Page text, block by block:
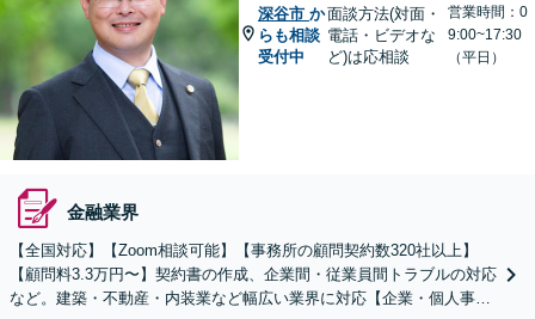
深谷市 か
らも相談
受付中
面談方法(対面・
電話・ビデオな
ど)は応相談
営業時間：0
9:00~17:30
（平日）
金融業界
【全国対応】【Zoom相談可能】【事務所の顧問契約数320社以上】
【顧問料3.3万円〜】契約書の作成、企業間・従業員間トラブルの対応
など。建築・不動産・内装業など幅広い業界に対応【企業・個人事業